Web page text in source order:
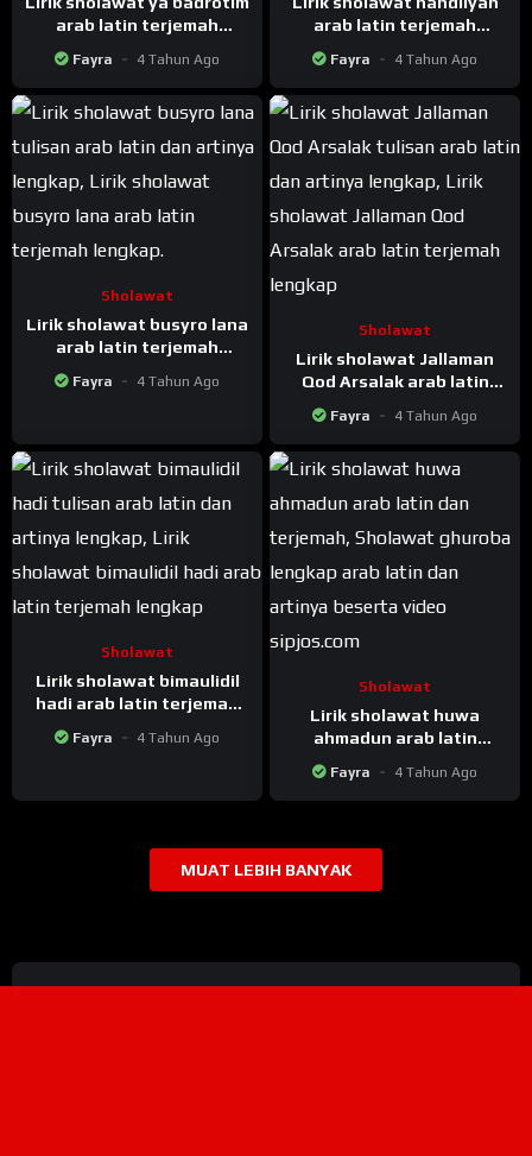
arab latin terjemah
Fayra 4 Tahun Ago
arab latin terjemah
Fayra 4 Tahun Ago
Sholawat
Lirik sholawat busyro lana
arab latin terjemah
Fayra 4 Tahun Ago
Sholawat
Lirik sholawat Jallaman
Qod Arsalak arab latin
terjemah lengkap
Fayra 4 Tahun Ago
Sholawat
Lirik sholawat bimaulidil
hadi arab latin terjemah
Fayra 4 Tahun Ago
Sholawat
Lirik sholawat huwa
ahmadun arab latin
terjemah lengkap
Fayra 4 Tahun Ago
MUAT LEBIH BANYAK